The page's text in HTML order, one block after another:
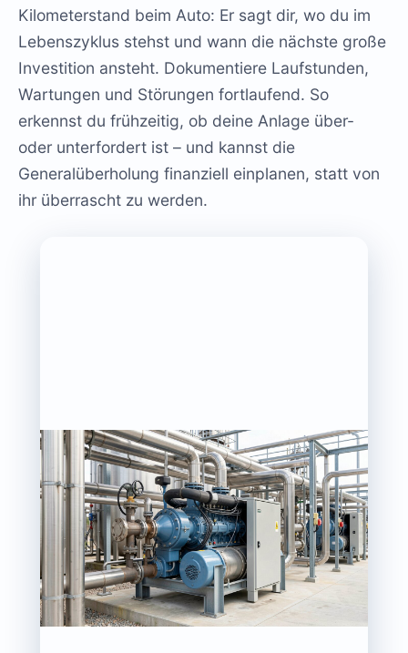
Kilometerstand beim Auto: Er sagt dir, wo du im
Lebenszyklus stehst und wann die nächste große
Investition ansteht. Dokumentiere Laufstunden,
Wartungen und Störungen fortlaufend. So
erkennst du frühzeitig, ob deine Anlage über-
oder unterfordert ist – und kannst die
Generalüberholung finanziell einplanen, statt von
ihr überrascht zu werden.